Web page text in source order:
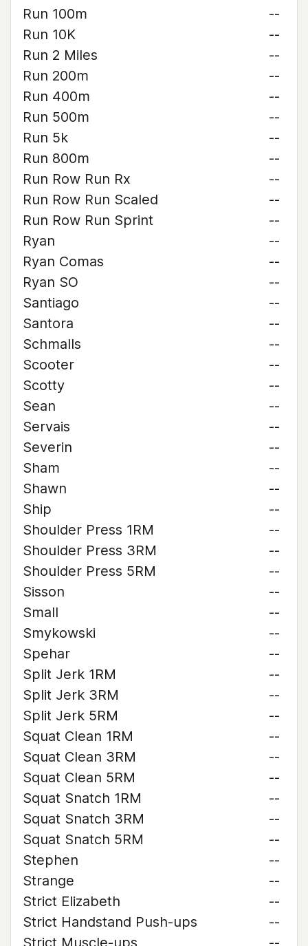
Run 100m
--
Run 10K
--
Run 2 Miles
--
Run 200m
--
Run 400m
--
Run 500m
--
Run 5k
--
Run 800m
--
Run Row Run Rx
--
Run Row Run Scaled
--
Run Row Run Sprint
--
Ryan
--
Ryan Comas
--
Ryan SO
--
Santiago
--
Santora
--
Schmalls
--
Scooter
--
Scotty
--
Sean
--
Servais
--
Severin
--
Sham
--
Shawn
--
Ship
--
Shoulder Press 1RM
--
Shoulder Press 3RM
--
Shoulder Press 5RM
--
Sisson
--
Small
--
Smykowski
--
Spehar
--
Split Jerk 1RM
--
Split Jerk 3RM
--
Split Jerk 5RM
--
Squat Clean 1RM
--
Squat Clean 3RM
--
Squat Clean 5RM
--
Squat Snatch 1RM
--
Squat Snatch 3RM
--
Squat Snatch 5RM
--
Stephen
--
Strange
--
Strict Elizabeth
--
Strict Handstand Push-ups
--
Strict Muscle-ups
--